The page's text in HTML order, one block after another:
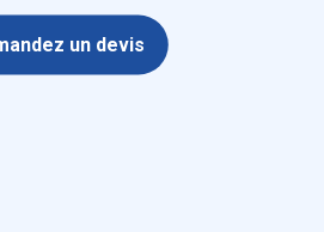
un devis